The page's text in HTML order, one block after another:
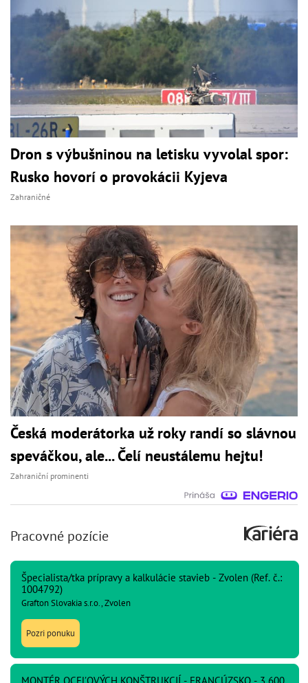
Dron s výbušninou na letisku vyvolal spor:
Rusko hovorí o provokácii Kyjeva
Zahraničné
Česká moderátorka už roky randí so slávnou
speváčkou, ale... Čelí neustálemu hejtu!
Zahraniční prominenti
Pracovné pozície
Špecialista/tka prípravy a kalkulácie stavieb - Zvolen (Ref. č.:
1004792)
Grafton Slovakia s.r.o., Zvolen
Pozri ponuku